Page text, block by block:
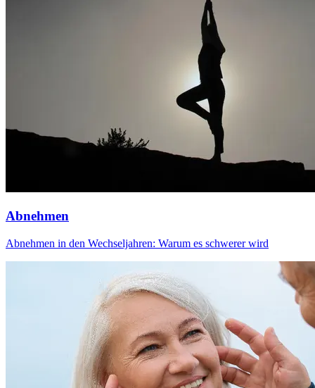
Abnehmen
Abnehmen in den Wechseljahren: Warum es schwerer wird